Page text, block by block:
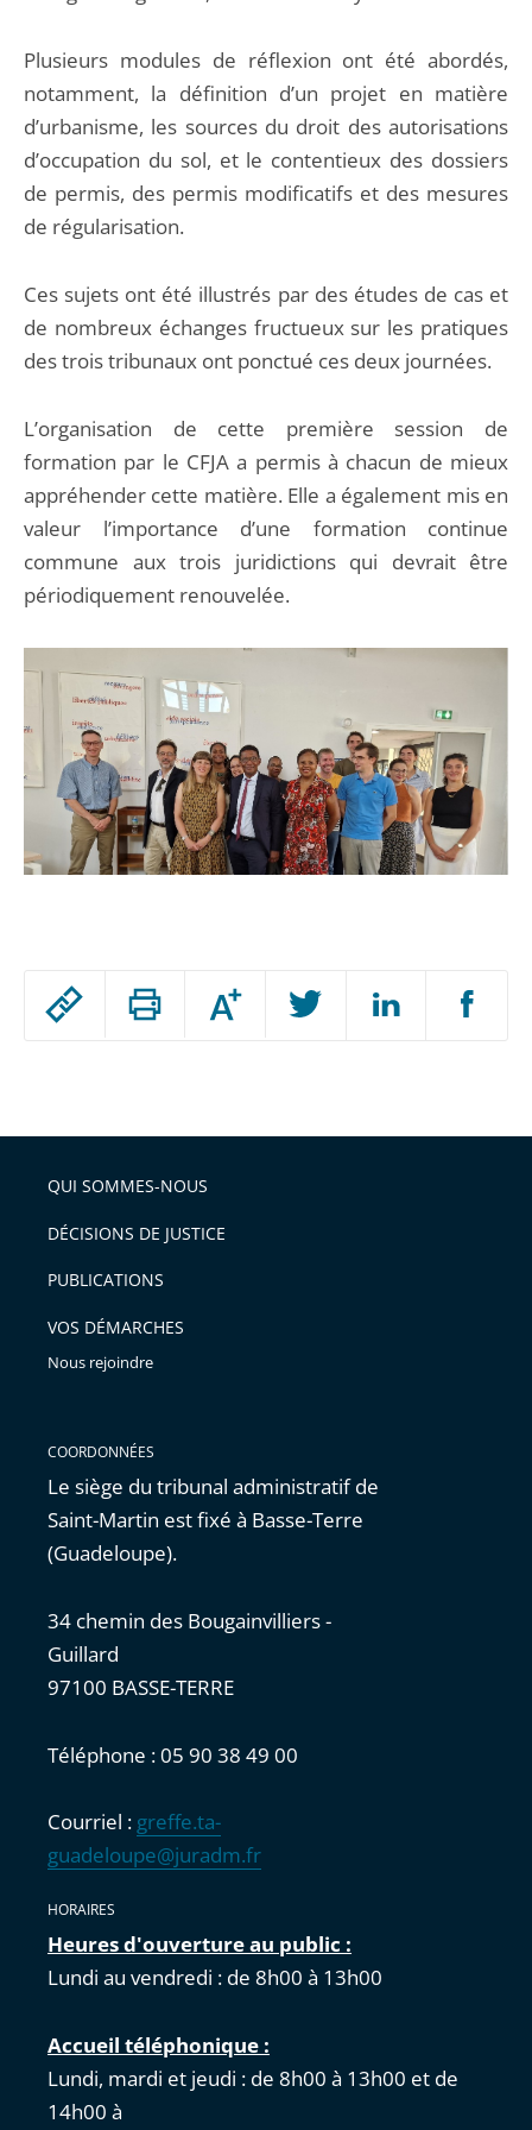
Passer
arriver
après
Augmenter
ou
l'article
pour
avant
Plusieurs modules de réflexion ont été abordés,
notamment, la définition d’un projet en matière
d’urbanisme, les sources du droit des autorisations
d’occupation du sol, et le contentieux des dossiers
de permis, des permis modificatifs et des mesures
de régularisation.
Ces sujets ont été illustrés par des études de cas et
de nombreux échanges fructueux sur les pratiques
des trois tribunaux ont ponctué ces deux journées.
L’organisation de cette première session de
formation par le CFJA a permis à chacun de mieux
appréhender cette matière. Elle a également mis en
valeur l’importance d’une formation continue
commune aux trois juridictions qui devrait être
périodiquement renouvelée.
QUI SOMMES-NOUS
DÉCISIONS DE JUSTICE
PUBLICATIONS
VOS DÉMARCHES
Nous rejoindre
COORDONNÉES
Le siège du tribunal administratif de
Saint-Martin est fixé à Basse-Terre
(Guadeloupe).
34 chemin des Bougainvilliers -
Guillard
97100 BASSE-TERRE
Téléphone : 05 90 38 49 00
Courriel : greffe.ta-
guadeloupe@juradm.fr
HORAIRES
Heures d'ouverture au public :
Lundi au vendredi : de 8h00 à 13h00
Accueil téléphonique :
Lundi, mardi et jeudi : de 8h00 à 13h00 et de
14h00 à